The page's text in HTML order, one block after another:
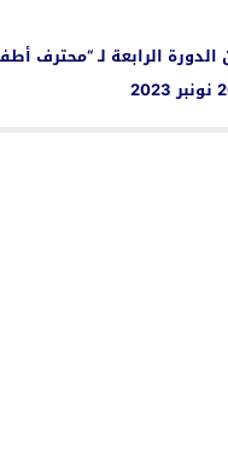
الرابعة لـ “محترف